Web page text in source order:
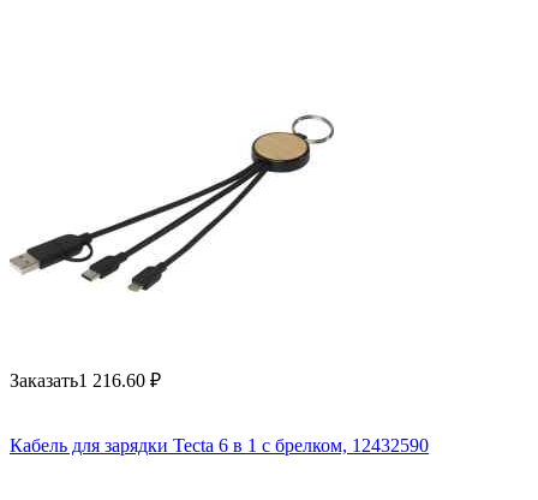
Заказать1 216.60 ₽
Кабель для зарядки Tecta 6 в 1 с брелком, 12432590